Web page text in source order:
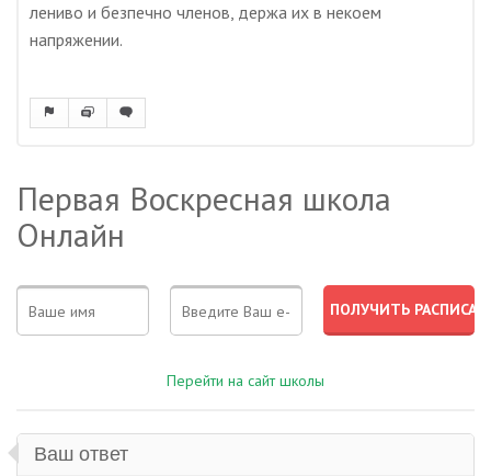
лениво и безпечно членов, держа их в некоем
напряжении.
Первая Воскресная школа
Онлайн
Перейти на сайт школы
Ваш ответ